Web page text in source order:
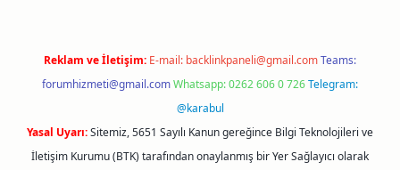
Reklam ve İletişim: E-mail: backlinkpaneli@gmail.comTeams:
forumhizmeti@gmail.comWhatsapp: 0262 606 0 726Telegram:
@karabul
Yasal Uyarı:Sitemiz, 5651 Sayılı Kanun gereğince Bilgi Teknolojileri ve
İletişim Kurumu (BTK) tarafından onaylanmış bir Yer Sağlayıcı olarak